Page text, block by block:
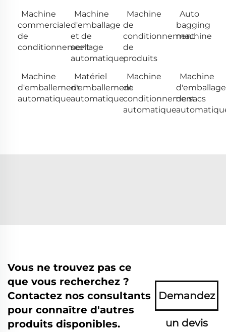
Machine
commerciale
de
conditionnement
Machine
d'emballage
et de
scellage
automatique
Machine
de
conditionnement
de
produits
Auto
bagging
machine
Machine
d'emballement
automatique
Matériel
d'emballement
automatique
Machine
de
conditionnement
automatique
Machine
d'emballage
de sacs
Vous ne trouvez pas ce
que vous recherchez ?
Contactez nos consultants
pour connaître d'autres
produits disponibles.
Demandez
un devis